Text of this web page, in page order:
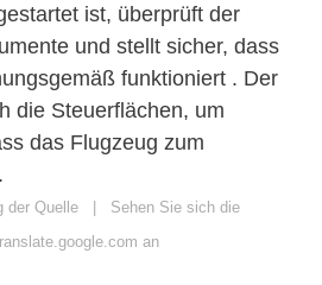
ist, überprüft der
und stellt sicher, dass
funktioniert . Der
die Steuerflächen, um
das Flugzeug zum
der Quelle | Sehen Sie sich die
an